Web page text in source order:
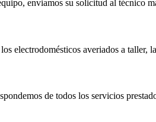
enviamos su solicitud al técnico
electrodomésticos averiados a taller,
de todos los servicios